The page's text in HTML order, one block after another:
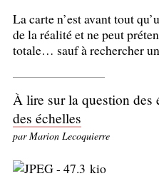
La carte n’est avant tout
de la réalité et ne peut
totale… sauf à rechercher
À lire sur la question des
des échelles
par Marion Lecoquierre